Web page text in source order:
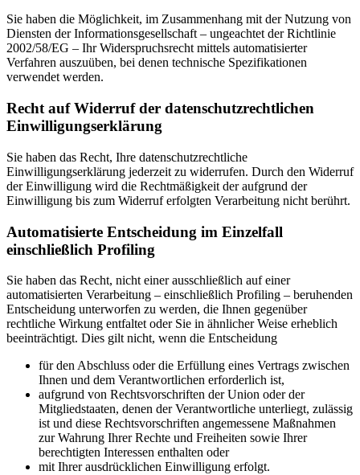
Sie haben die Möglichkeit, im Zusammenhang mit der Nutzung von
Diensten der Informationsgesellschaft – ungeachtet der Richtlinie
2002/58/EG – Ihr Widerspruchsrecht mittels automatisierter
Verfahren auszuüben, bei denen technische Spezifikationen
verwendet werden.
Recht auf Widerruf der datenschutzrechtlichen
Einwilligungserklärung
Sie haben das Recht, Ihre datenschutzrechtliche
Einwilligungserklärung jederzeit zu widerrufen. Durch den Widerruf
der Einwilligung wird die Rechtmäßigkeit der aufgrund der
Einwilligung bis zum Widerruf erfolgten Verarbeitung nicht berührt.
Automatisierte Entscheidung im Einzelfall
einschließlich Profiling
Sie haben das Recht, nicht einer ausschließlich auf einer
automatisierten Verarbeitung – einschließlich Profiling – beruhenden
Entscheidung unterworfen zu werden, die Ihnen gegenüber
rechtliche Wirkung entfaltet oder Sie in ähnlicher Weise erheblich
beeinträchtigt. Dies gilt nicht, wenn die Entscheidung
für den Abschluss oder die Erfüllung eines Vertrags zwischen
Ihnen und dem Verantwortlichen erforderlich ist,
aufgrund von Rechtsvorschriften der Union oder der
Mitgliedstaaten, denen der Verantwortliche unterliegt, zulässig
ist und diese Rechtsvorschriften angemessene Maßnahmen
zur Wahrung Ihrer Rechte und Freiheiten sowie Ihrer
berechtigten Interessen enthalten oder
mit Ihrer ausdrücklichen Einwilligung erfolgt.